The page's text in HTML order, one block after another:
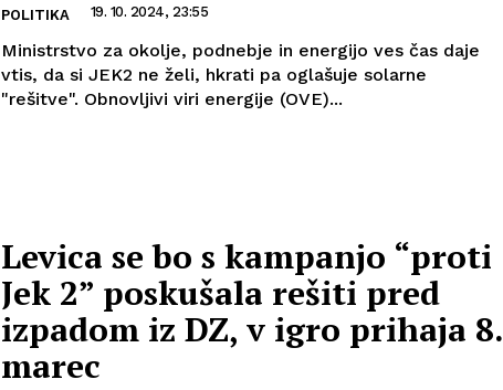
POLITIKA 19. 10. 2024, 23:55
Ministrstvo za okolje, podnebje in energijo ves čas daje
vtis, da si JEK2 ne želi, hkrati pa oglašuje solarne
"rešitve". Obnovljivi viri energije (OVE)...
Levica se bo s kampanjo “proti
Jek 2” poskušala rešiti pred
izpadom iz DZ, v igro prihaja 8.
marec